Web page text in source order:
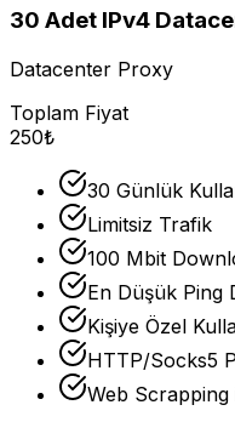
30 Adet IPv4
Datacenter Proxy
Toplam Fiyat
250₺
30 Günlük
Limitsiz Trafik
100 Mbit
En Düşük Ping
Kişiye Özel
HTTP/Socks5
Web